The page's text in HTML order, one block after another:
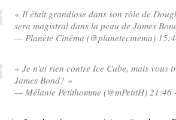
« Il était grandiose dans son rôle de
sera magistral dans la peau de James
— Planète Cinéma (@planetecinema)
« Je n'ai rien contre Ice Cube, mais vous
James Bond? »
— Mélanie Petithomme (@mPetitH) 21:46